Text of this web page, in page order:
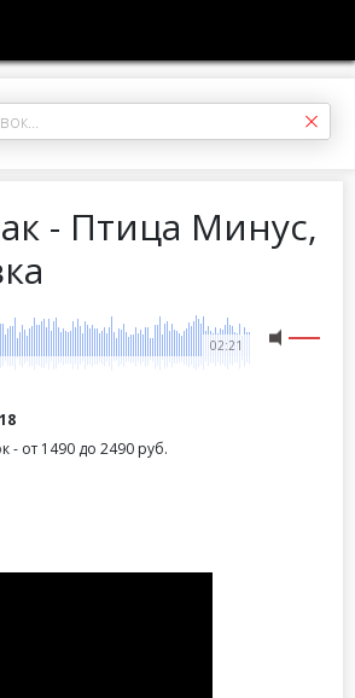
- Птица Минус,
02:21
- от 1490 до 2490 руб.